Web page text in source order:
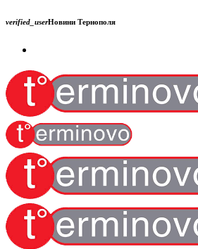
verified_userНовини Тернополя